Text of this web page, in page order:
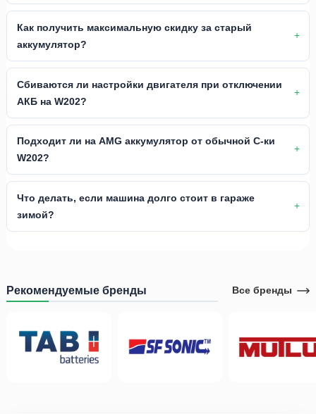
Как получить максимальную скидку за старый
аккумулятор?
Сбиваются ли настройки двигателя при отключении
АКБ на W202?
Подходит ли на AMG аккумулятор от обычной C-ки
W202?
Что делать, если машина долго стоит в гараже
зимой?
Рекомендуемые бренды Все бренды